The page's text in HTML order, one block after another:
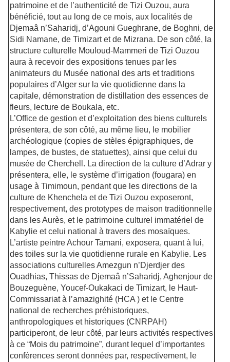
patrimoine et de l’authenticité de Tizi Ouzou, aura
bénéficié, tout au long de ce mois, aux localités de
Djemaâ n’Saharidj, d’Agouni Gueghrane, de Boghni, de
Sidi Namane, de Timizart et de Mizrana. De son côté, la
structure culturelle Mouloud-Mammeri de Tizi Ouzou
aura à recevoir des expositions tenues par les
animateurs du Musée national des arts et traditions
populaires d’Alger sur la vie quotidienne dans la
capitale, démonstration de distillation des essences de
fleurs, lecture de Boukala, etc.
L’Office de gestion et d’exploitation des biens culturels
présentera, de son côté, au même lieu, le mobilier
archéologique (copies de stèles épigraphiques, de
lampes, de bustes, de statuettes), ainsi que celui du
musée de Cherchell. La direction de la culture d’Adrar y
présentera, elle, le système d’irrigation (fougara) en
usage à Timimoun, pendant que les directions de la
culture de Khenchela et de Tizi Ouzou exposeront,
respectivement, des prototypes de maison traditionnelle
dans les Aurès, et le patrimoine culturel immatériel de
Kabylie et celui national à travers des mosaïques.
L’artiste peintre Achour Tamani, exposera, quant à lui,
des toiles sur la vie quotidienne rurale en Kabylie. Les
associations culturelles Amezgun n’Djerdjer des
Ouadhias, Thissas de Djemaâ n’Saharidj, Aghenjour de
Bouzeguène, Youcef-Oukakaci de Timizart, le Haut-
Commissariat à l’amazighité (HCA ) et le Centre
national de recherches préhistoriques,
anthropologiques et historiques (CNRPAH)
participeront, de leur côté, par leurs activités respectives
à ce “Mois du patrimoine”, durant lequel d’importantes
conférences seront données par, respectivement, le